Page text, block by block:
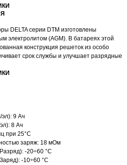
DELTA серии DTM изготовлены
электролитом (AGM). В батареях этой
конструкция решеток из особо
срок службы и улучшает разрядные
эл): 9 Ач
8 Ач
при 25°С
заряж: 18 мОм
-20÷60 °C
-10÷60 °C